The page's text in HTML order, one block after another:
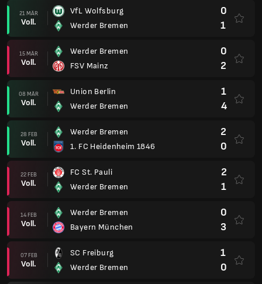
21 MÄR
Voll.
VfL Wolfsburg
Werder Bremen
0
1
15 MÄR
Voll.
Werder Bremen
FSV Mainz
0
2
08 MÄR
Voll.
Union Berlin
Werder Bremen
1
4
28 FEB
Voll.
Werder Bremen
1. FC Heidenheim 1846
2
0
22 FEB
Voll.
FC St. Pauli
Werder Bremen
2
1
14 FEB
Voll.
Werder Bremen
Bayern München
0
3
07 FEB
Voll.
SC Freiburg
Werder Bremen
1
0